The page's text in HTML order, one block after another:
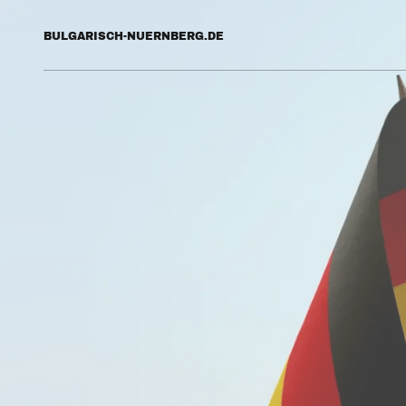
BULGARISCH-NUERNBERG.DE